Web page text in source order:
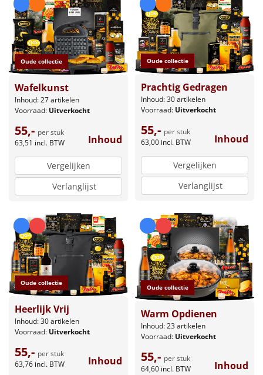
Oude collectie
Wafelkunst
Inhoud: 27 artikelen
Voorraad: Uitverkocht
55,- per stuk
63,51 incl. BTW Inhoud
Vergelijken
Verlanglijst
Oude collectie
Prachtig Gedragen
Inhoud: 30 artikelen
Voorraad: Uitverkocht
55,- per stuk
63,00 incl. BTW Inhoud
Vergelijken
Verlanglijst
Oude collectie
Heerlijk Vrij
Inhoud: 30 artikelen
Voorraad: Uitverkocht
55,- per stuk
63,76 incl. BTW Inhoud
Oude collectie
Warm Opdienen
Inhoud: 23 artikelen
Voorraad: Uitverkocht
55,- per stuk
64,60 incl. BTW Inhoud